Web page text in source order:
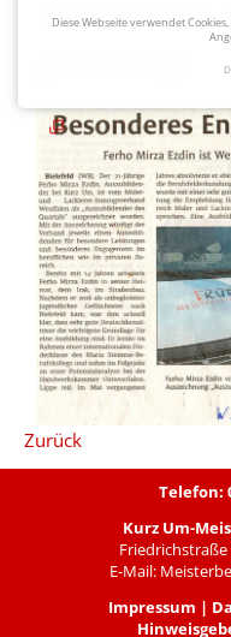
Qualität
Stammkundschaft
Verein
und
Vorstand
Partnerschaften
Neuigkeiten
Stellen
Ausbildung
Kontakt
Ansprechpartnerinnen
Ansprechpartner
Zurück
Telefon:
Kurz Um-
Friedrichstraße
E-Mail:
Impressum |
Diese Webseite verwendet